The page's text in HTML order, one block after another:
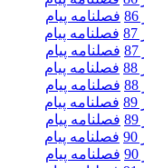
فصلنامه پیام
فصلنامه پیام
فصلنامه پیام
فصلنامه پیام
فصلنامه پیام
فصلنامه پیام
فصلنامه پیام
فصلنامه پیام
فصلنامه پیام